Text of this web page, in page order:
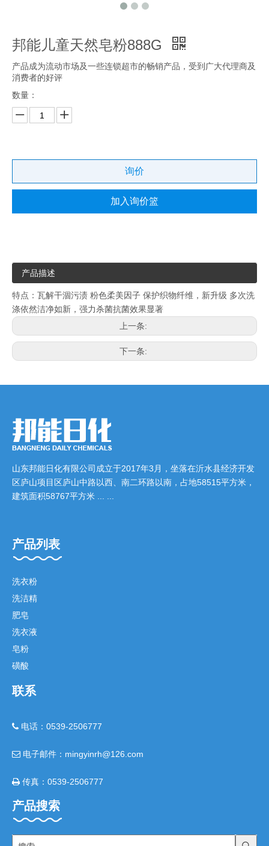
邦能儿童天然皂粉888G
产品成为流动市场及一些连锁超市的畅销产品，受到广大代理商及
消费者的好评
数量：
询价
加入询价篮
产品描述
特点：瓦解干涸污渍 粉色柔美因子 保护织物纤维，新升级 多次洗
涤依然洁净如新，强力杀菌抗菌效果显著
上一条:
下一条:
山东邦能日化有限公司成立于2017年3月，坐落在沂水县经济开发
区庐山项目区庐山中路以西、南二环路以南，占地58515平方米，
建筑面积58767平方米 ... ...
产品列表
洗衣粉
洗洁精
肥皂
洗衣液
皂粉
磺酸
联系
 电话：0539-2506777
 电子邮件：mingyinrh@126.com
 传真：0539-2506777
产品搜索